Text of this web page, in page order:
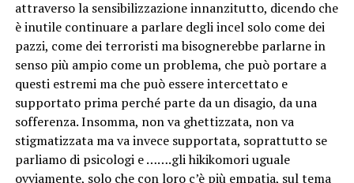
attraverso la sensibilizzazione innanzitutto, dicendo che
è inutile continuare a parlare degli incel solo come dei
pazzi, come dei terroristi ma bisognerebbe parlarne in
senso più ampio come un problema, che può portare a
questi estremi ma che può essere intercettato e
supportato prima perché parte da un disagio, da una
sofferenza. Insomma, non va ghettizzata, non va
stigmatizzata ma va invece supportata, soprattutto se
parliamo di psicologi e …….gli hikikomori uguale
ovviamente, solo che con loro c’è più empatia, sul tema